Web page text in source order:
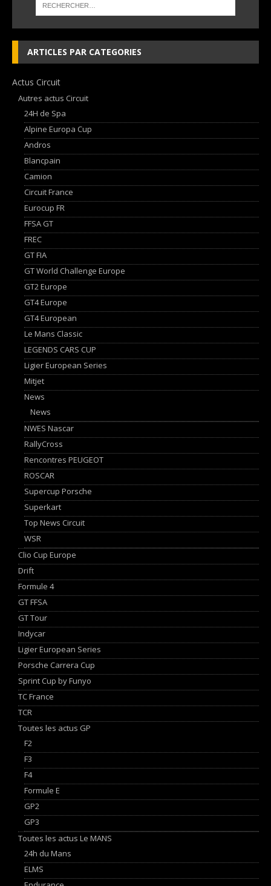
ARTICLES PAR CATEGORIES
Actus Circuit
Autres actus Circuit
24H de Spa
Alpine Europa Cup
Andros
Blancpain
Camion
Circuit France
Eurocup FR
FFSA GT
FREC
GT FIA
GT World Challenge Europe
GT2 Europe
GT4 Europe
GT4 European
Le Mans Classic
LEGENDS CARS CUP
Ligier European Series
Mitjet
News
News
NWES Nascar
RallyCross
Rencontres PEUGEOT
ROSCAR
Supercup Porsche
Superkart
Top News Circuit
WSR
Clio Cup Europe
Drift
Formule 4
GT FFSA
GT Tour
Indycar
Ligier European Series
Porsche Carrera Cup
Sprint Cup by Funyo
TC France
TCR
Toutes les actus GP
F2
F3
F4
Formule E
GP2
GP3
Toutes les actus Le MANS
24h du Mans
ELMS